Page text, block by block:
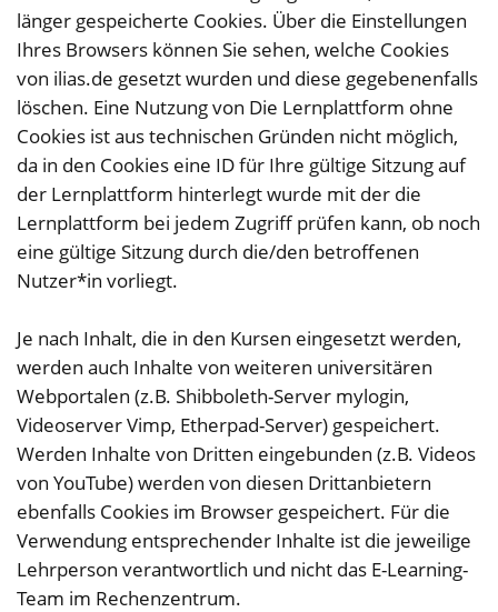
länger gespeicherte Cookies. Über die Einstellungen
Ihres Browsers können Sie sehen, welche Cookies
von ilias.de gesetzt wurden und diese gegebenenfalls
löschen. Eine Nutzung von Die Lernplattform ohne
Cookies ist aus technischen Gründen nicht möglich,
da in den Cookies eine ID für Ihre gültige Sitzung auf
der Lernplattform hinterlegt wurde mit der die
Lernplattform bei jedem Zugriff prüfen kann, ob noch
eine gültige Sitzung durch die/den betroffenen
Nutzer*in vorliegt.
Je nach Inhalt, die in den Kursen eingesetzt werden,
werden auch Inhalte von weiteren universitären
Webportalen (z.B. Shibboleth-Server mylogin,
Videoserver Vimp, Etherpad-Server) gespeichert.
Werden Inhalte von Dritten eingebunden (z.B. Videos
von YouTube) werden von diesen Drittanbietern
ebenfalls Cookies im Browser gespeichert. Für die
Verwendung entsprechender Inhalte ist die jeweilige
Lehrperson verantwortlich und nicht das E-Learning-
Team im Rechenzentrum.